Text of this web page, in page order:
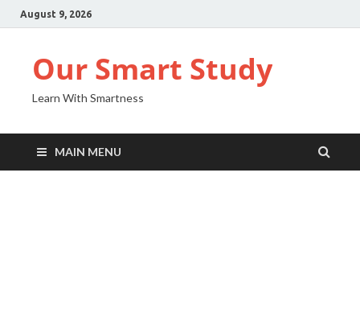
August 9, 2026
Our Smart Study
Learn With Smartness
MAIN MENU